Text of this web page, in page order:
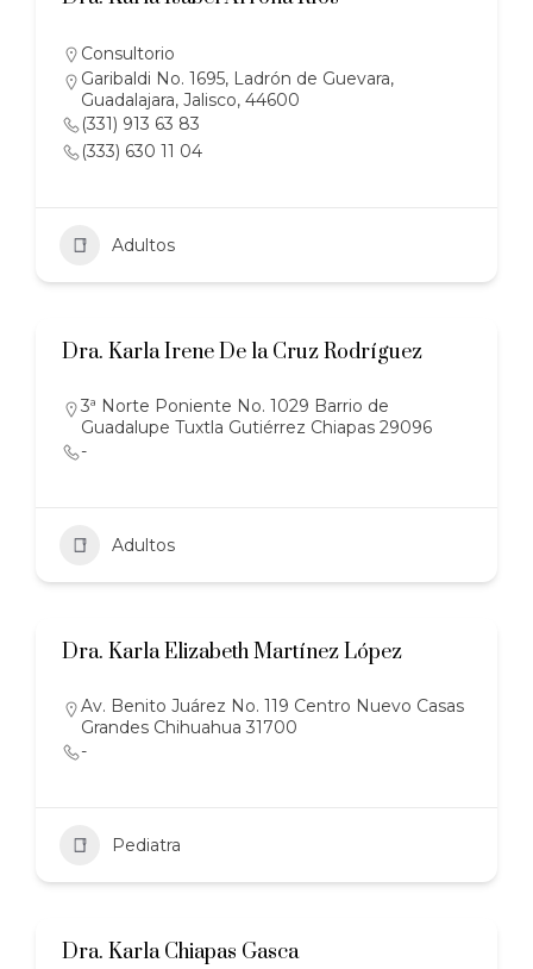
Consultorio
Garibaldi No. 1695, Ladrón de Guevara,
Guadalajara, Jalisco, 44600
(331) 913 63 83
(333) 630 11 04
Adultos
Dra. Karla Irene De la Cruz Rodríguez
3ª Norte Poniente No. 1029 Barrio de
Guadalupe Tuxtla Gutiérrez Chiapas 29096
-
Adultos
Dra. Karla Elizabeth Martínez López
Av. Benito Juárez No. 119 Centro Nuevo Casas
Grandes Chihuahua 31700
-
Pediatra
Dra. Karla Chiapas Gasca